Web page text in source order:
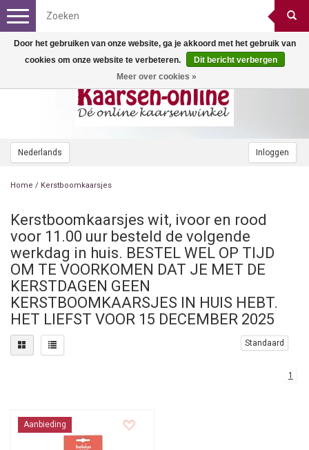
Nederlands Inloggen
Toggle
navigation
Home / Kerstboomkaarsjes
Kerstboomkaarsjes wit, ivoor en rood
voor 11.00 uur besteld de volgende
werkdag in huis. BESTEL WEL OP TIJD
OM TE VOORKOMEN DAT JE MET DE
KERSTDAGEN GEEN
KERSTBOOMKAARSJES IN HUIS HEBT.
HET LIEFST VOOR 15 DECEMBER 2025
Standaard
1
Aanbieding
Door het gebruiken van onze website, ga je akkoord met het gebruik van
cookies om onze website te verbeteren.
Dit bericht verbergen
Meer over cookies »